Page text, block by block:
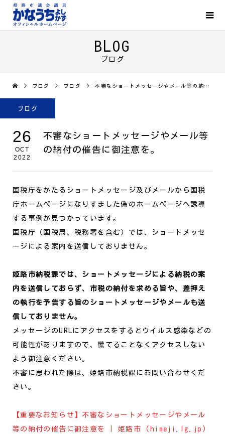
BLOG
ブログ
ブログ ブログ 不審なショートメッセージやメール等の納付の催告に御注意を。
ブログ
26
OCT
2022
不審なショートメッセージやメール等
の納付の催告に御注意を。
国税庁をかたるショートメッセージ及びメールから国税
庁ホームページになりすました偽のホームページへ誘導
する事例が見つかっています。
国税庁（国税局、税務署を含む）では、ショートメッセ
ージによる案内を送信しておりません。
姫路市納税課では、ショートメッセージによる納税の案
内を送信しておらず、市税の納付を求める旨や、差押え
の執行を予告する旨のショートメッセージやメールも送
信しておりません。
メッセージのURLにアクセスをするとウイルス感染などの
可能性がありますので、慌てることなくアクセスしない
よう御注意ください。
不審に思われた際は、姫路市納税課にお問い合わせくだ
さい。
【重要なお知らせ】不審なショートメッセージやメール
等の納付の催告に御注意を | 姫路市 (himeji.lg.jp)